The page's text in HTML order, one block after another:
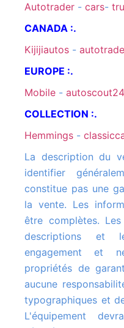
autotrader - cars-
CANADA :.
kijijiautos -
EUROPE :.
mobile - autoscout24
COLLECTION :.
hemmings -
La description du véhicule sert uniquement à
identifier
constitue pas une
la vente. Les
être complètes.
descriptions et
engagement et
propriétés de
aucune
typographiques et
L'équipement